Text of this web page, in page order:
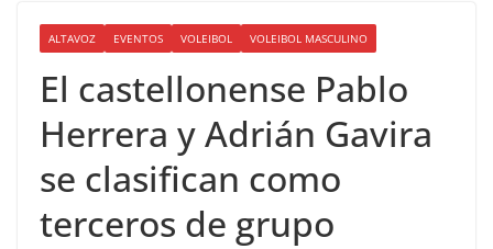
ALTAVOZ EVENTOS VOLEIBOL VOLEIBOL MASCULINO
El castellonense Pablo
Herrera y Adrián Gavira
se clasifican como
terceros de grupo